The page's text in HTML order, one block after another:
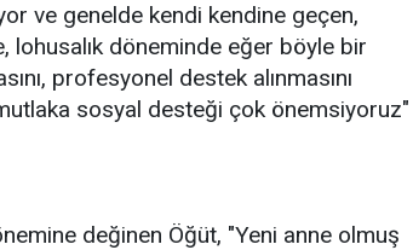
ve genelde kendi kendine geçen,
döneminde eğer böyle bir
profesyonel destek alınmasını
sosyal desteği çok önemsiyoruz"
değinen Öğüt, "Yeni anne olmuş